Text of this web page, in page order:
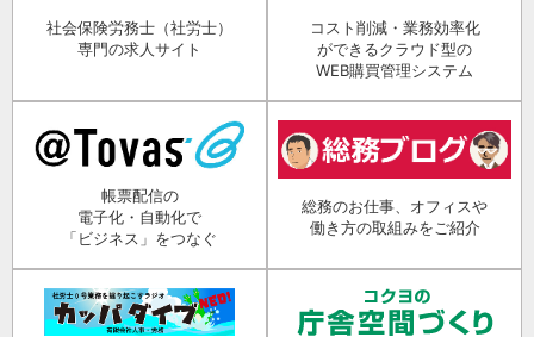
社会保険労務士（社労士）
専門の求人サイト
コスト削減・業務効率化
ができるクラウド型の
WEB購買管理システム
帳票配信の
電子化・自動化で
「ビジネス」をつなぐ
総務のお仕事、オフィスや
働き方の取組みをご紹介